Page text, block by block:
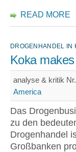
READ MORE
DROGENHANDEL IN
Koka
analyse & kritik
America
Das
zu den
Drogenhandel
Großbanken